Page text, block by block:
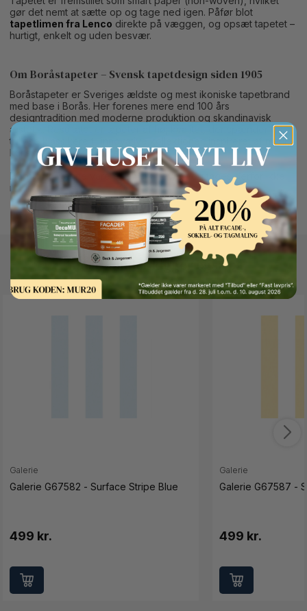
gør det nemt at sætte op og tage ned igen. Påfør blot
tapetlimen fra Lenco direkte på væggen, og opsæt tapetet –
hurtigt, enkelt og uden besvær.
Om Boråstapeter – Svensk tapetdesign siden 1905
Boråstapeter er Sveriges ældste og mest ikoniske tapetbrand
med base i Borås. Her forenes mere end 100 års
designtradition med moderne produktion og skandinavisk
æstetik. Resultatet er tapeter af høj kvalitet, der spænder fra
tidløse klassikere til innovative kollektioner, inspireret af natur,
kunst og nordisk designarv.
Bemærk:Denne vare er en skaffevare og tages derfor ikke
retur.
Andre kunder kigger også på
Galerie
Galerie G67582 - Surface Stripe Blue
499 kr.
Galerie
Galerie G67587 -
499 kr.
Button Text